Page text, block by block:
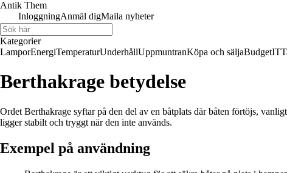
Antik Them
InloggningAnmäl digMaila nyheter
Kategorier
LamporEnergiTemperaturUnderhållUppmuntranKöpa och säljaBudgetIT
Berthakrage betydelse
Ordet Berthakrage syftar på den del av en båtplats där båten förtöjs,
ligger stabilt och tryggt när den inte används.
Exempel på användning